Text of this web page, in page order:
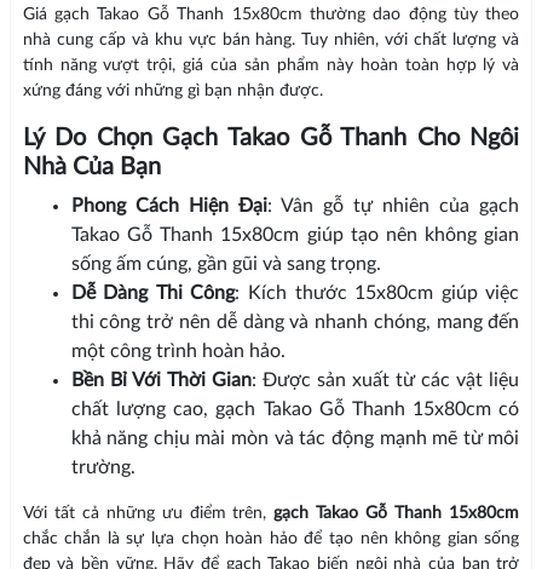
Giá gạch Takao Gỗ Thanh 15x80cm thường dao động tùy theo
nhà cung cấp và khu vực bán hàng. Tuy nhiên, với chất lượng và
tính năng vượt trội, giá của sản phẩm này hoàn toàn hợp lý và
xứng đáng với những gì bạn nhận được.
Lý Do Chọn Gạch Takao Gỗ Thanh Cho Ngôi
Nhà Của Bạn
Phong Cách Hiện Đại: Vân gỗ tự nhiên của gạch
Takao Gỗ Thanh 15x80cm giúp tạo nên không gian
sống ấm cúng, gần gũi và sang trọng.
Dễ Dàng Thi Công: Kích thước 15x80cm giúp việc
thi công trở nên dễ dàng và nhanh chóng, mang đến
một công trình hoàn hảo.
Bền Bỉ Với Thời Gian: Được sản xuất từ các vật liệu
chất lượng cao, gạch Takao Gỗ Thanh 15x80cm có
khả năng chịu mài mòn và tác động mạnh mẽ từ môi
trường.
Với tất cả những ưu điểm trên,gạch Takao Gỗ Thanh 15x80cm
chắc chắn là sự lựa chọn hoàn hảo để tạo nên không gian sống
đẹp và bền vững. Hãy để gạch Takao biến ngôi nhà của bạn trở